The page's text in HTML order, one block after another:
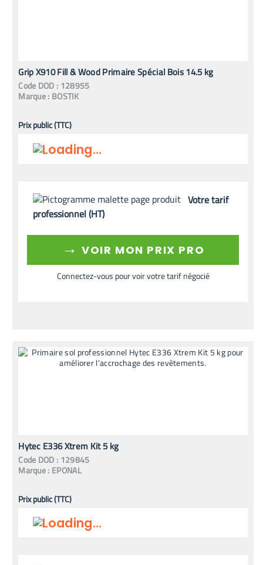
Grip X910 Fill & Wood Primaire Spécial Bois 14.5 kg
Code DOD : 128955
Marque : BOSTIK
Prix public (TTC)
Votre tarif
professionnel (HT)
→ VOIR MON PRIX PRO
Connectez-vous pour voir votre tarif négocié
Hytec E336 Xtrem Kit 5 kg
Code DOD : 129845
Marque : EPONAL
Prix public (TTC)